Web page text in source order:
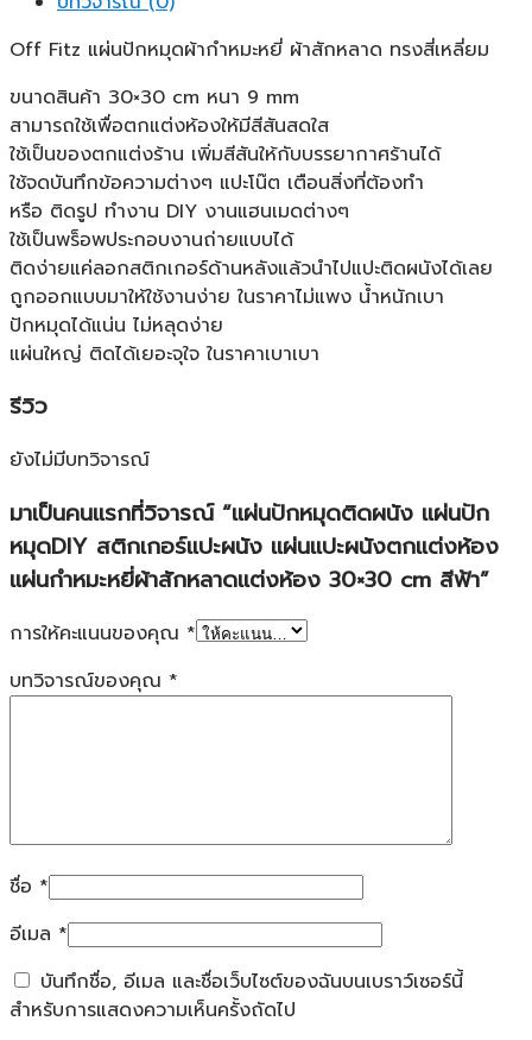
Off Fitz แผ่นปักหมุดผ้ากำหมะหยี่ ผ้าสักหลาด ทรงสี่เหลี่ยม
ขนาดสินค้า 30×30 cm หนา 9 mm
สามารถใช้เพื่อตกแต่งห้องให้มีสีสันสดใส
ใช้เป็นของตกแต่งร้าน เพิ่มสีสันให้กับบรรยากาศร้านได้
ใช้จดบันทึกข้อความต่างๆ แปะโน๊ต เตือนสิ่งที่ต้องทำ
หรือ ติดรูป ทำงาน DIY งานแฮนเมดต่างๆ
ใช้เป็นพร็อพประกอบงานถ่ายแบบได้
ติดง่ายแค่ลอกสติกเกอร์ด้านหลังแล้วนำไปแปะติดผนังได้เลย
ถูกออกแบบมาให้ใช้งานง่าย ในราคาไม่แพง น้ำหนักเบา
ปักหมุดได้แน่น ไม่หลุดง่าย
แผ่นใหญ่ ติดได้เยอะจุใจ ในราคาเบาเบา
รีวิว
ยังไม่มีบทวิจารณ์
มาเป็นคนแรกที่วิจารณ์ “แผ่นปักหมุดติดผนัง แผ่นปัก
หมุดDIY สติกเกอร์แปะผนัง แผ่นแปะผนังตกแต่งห้อง
แผ่นกำหมะหยี่ผ้าสักหลาดแต่งห้อง 30×30 cm สีฟ้า”
การให้คะแนนของคุณ *
บทวิจารณ์ของคุณ *
ชื่อ *
อีเมล *
บันทึกชื่อ, อีเมล และชื่อเว็บไซต์ของฉันบนเบราว์เซอร์นี้
สำหรับการแสดงความเห็นครั้งถัดไป